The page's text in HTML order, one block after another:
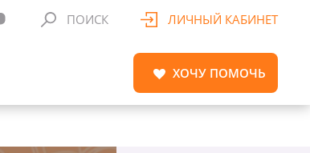
ПОИСК ЛИЧНЫЙ КАБИНЕТ
ХОЧУ ПОМОЧЬ